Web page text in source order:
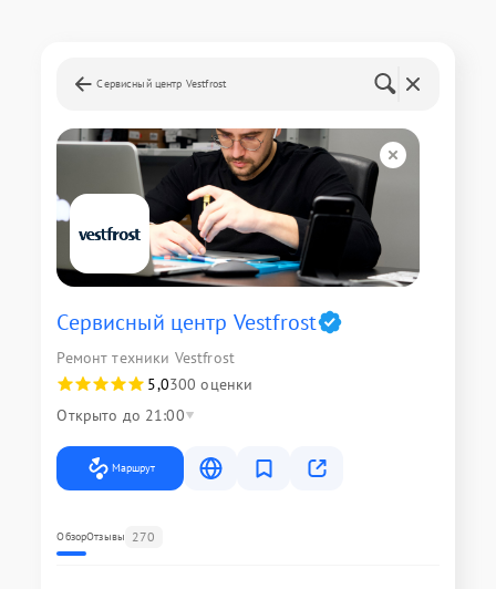
Сервисный центр Vestfrost
Сервисный центр Vestfrost
Ремонт техники Vestfrost
5,0300 оценки
Открыто до 21:00
Маршрут
ОбзорОтзывы 270